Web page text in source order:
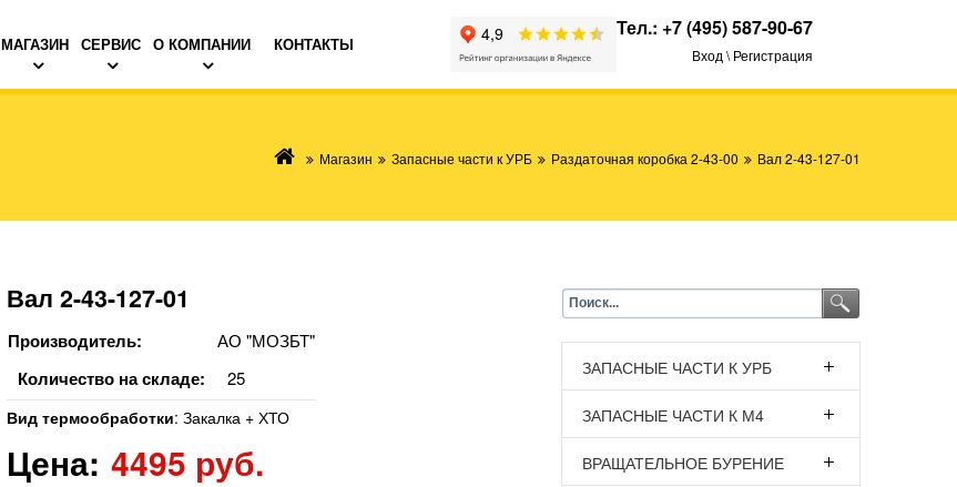
МАГАЗИН СЕРВИС О КОМПАНИИ КОНТАКТЫ
Тел.: +7 (495) 587-90-67
Вход \ Регистрация
Магазин Запасные части к УРБ Раздаточная коробка 2-43-00 Вал 2-43-127-01
Вал 2-43-127-01
Производитель: АО "МОЗБТ"
Количество на складе: 25
Вид термообработки: Закалка + ХТО
Цена: 4495 руб.
ЗАПАСНЫЕ ЧАСТИ К УРБ
ЗАПАСНЫЕ ЧАСТИ К М4
ВРАЩАТЕЛЬНОЕ БУРЕНИЕ